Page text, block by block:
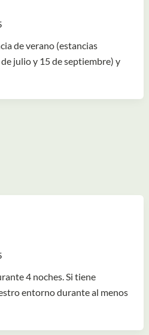
de verano (estancias
julio y 15 de septiembre) y
4 noches. Si tiene
entorno durante al menos